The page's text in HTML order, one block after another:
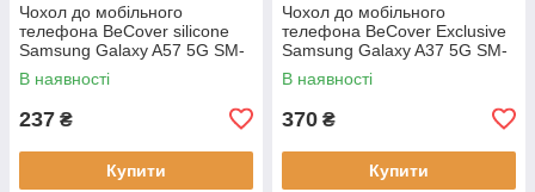
Чохол до мобільного
телефона BeCover silicone
Samsung Galaxy A57 5G SM-
A576 Transparent (714858)
В наявності
237 ₴
Купити
Чохол до мобільного
телефона BeCover Exclusive
Samsung Galaxy A37 5G SM-
A376 Deep Blue (715019)
В наявності
370 ₴
Купити